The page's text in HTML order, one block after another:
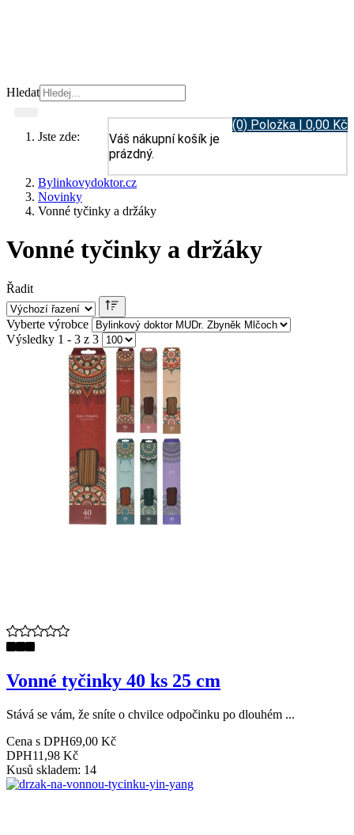
Hledat
(0) Položka | 0,00 Kč
Váš nákupní košík je
prázdný.
Jste zde:
Bylinkovydoktor.cz
Novinky
Vonné tyčinky a držáky
Vonné tyčinky a držáky
Řadit
Vyberte výrobce
Výsledky 1 - 3 z 3
Vonné tyčinky 40 ks 25 cm
Stává se vám, že sníte o chvilce odpočinku po dlouhém ...
Cena s DPH69,00 Kč
DPH11,98 Kč
Kusů skladem: 14